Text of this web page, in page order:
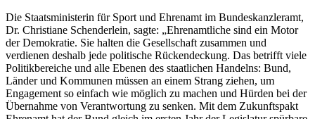
Die Staatsministerin für Sport und Ehrenamt im Bundeskanzleramt,
Dr. Christiane Schenderlein, sagte: „Ehrenamtliche sind ein Motor
der Demokratie. Sie halten die Gesellschaft zusammen und
verdienen deshalb jede politische Rückendeckung. Das betrifft viele
Politikbereiche und alle Ebenen des staatlichen Handelns: Bund,
Länder und Kommunen müssen an einem Strang ziehen, um
Engagement so einfach wie möglich zu machen und Hürden bei der
Übernahme von Verantwortung zu senken. Mit dem Zukunftspakt